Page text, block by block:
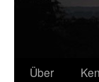
Zum
Über